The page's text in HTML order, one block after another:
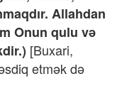
Allahdan
Onun qulu və
[Buxari,
etmək də